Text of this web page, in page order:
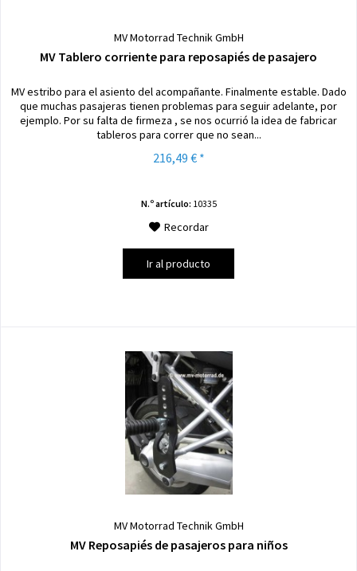
MV Motorrad Technik GmbH
MV Tablero corriente para reposapiés de pasajero
MV estribo para el asiento del acompañante. Finalmente estable. Dado
que muchas pasajeras tienen problemas para seguir adelante, por
ejemplo. Por su falta de firmeza , se nos ocurrió la idea de fabricar
tableros para correr que no sean...
216,49 € *
N.º artículo: 10335
Recordar
Ir al producto
MV Motorrad Technik GmbH
MV Reposapiés de pasajeros para niños